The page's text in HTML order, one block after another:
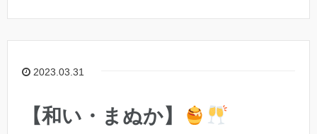
2023.03.31
【和い・まぬか】